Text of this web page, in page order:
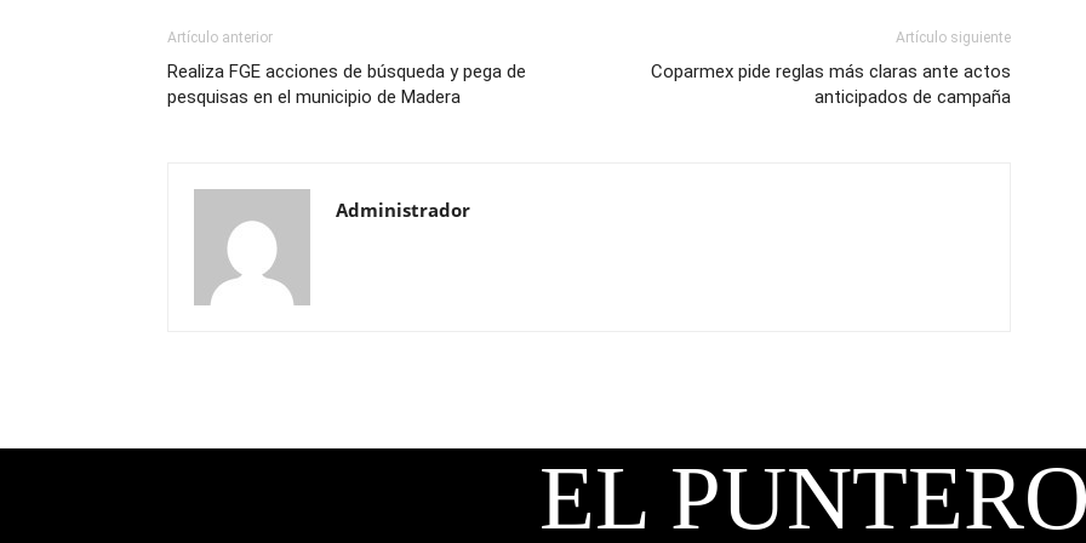
Artículo anterior
Realiza FGE acciones de búsqueda y pega de
pesquisas en el municipio de Madera
Artículo siguiente
Coparmex pide reglas más claras ante actos
anticipados de campaña
Administrador
EL